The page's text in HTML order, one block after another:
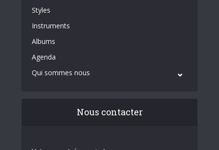
Styles
Instruments
Albums
Agenda
Qui sommes nous
Nous contacter